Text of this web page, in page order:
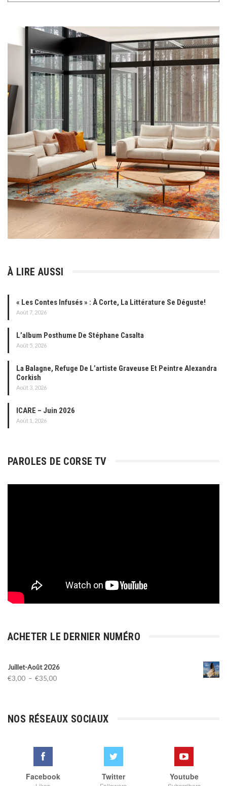
À LIRE AUSSI
« Les Contes Infusés » : À Corte, La Littérature Se Déguste!
Août 7, 2026
L’album Posthume De Stéphane Casalta
Août 5, 2026
La Balagne, Refuge De L’artiste Graveuse Et Peintre Alexandra
Corkish
Août 3, 2026
ICARE – Juin 2026
Août 1, 2026
PAROLES DE CORSE TV
ACHETER LE DERNIER NUMÉRO
Juillet-Août 2026
€3,00 – €35,00Plage
à
NOS RÉSEAUX SOCIAUX
Facebook Twitter Youtube